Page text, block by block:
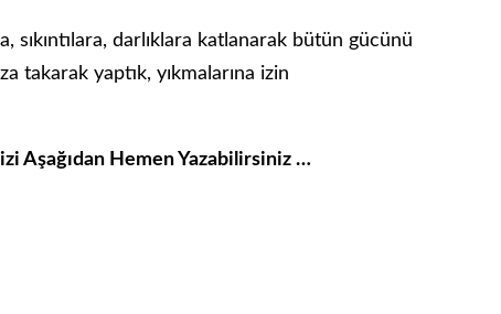
sıkıntılara, darlıklara katlanarak bütün gücünü
takarak yaptık, yıkmalarına izin
Aşağıdan Hemen Yazabilirsiniz …